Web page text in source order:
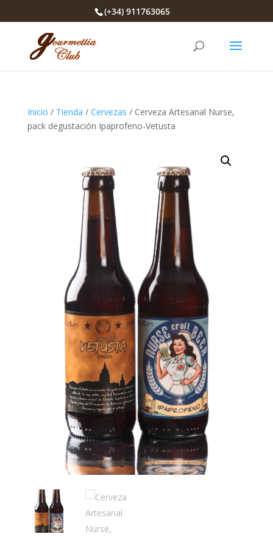
(+34) 911763065
Inicio / Tienda / Cervezas / Cerveza Artesanal Nurse,
pack degustación Ipaprofeno-Vetusta